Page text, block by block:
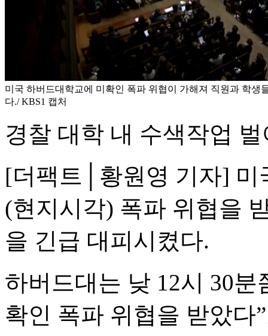
미국 하버드대학교에 미확인 폭파 위협이 가해져 직원과 학생
다./ KBS1 캡처
경찰 대학 내 수색작업 벌
[더팩트│황원영 기자] 미
(현지시각) 폭파 위협을
을 긴급 대피시켰다.
하버드대는 낮 12시 30
확인 폭파 위협을 받았다